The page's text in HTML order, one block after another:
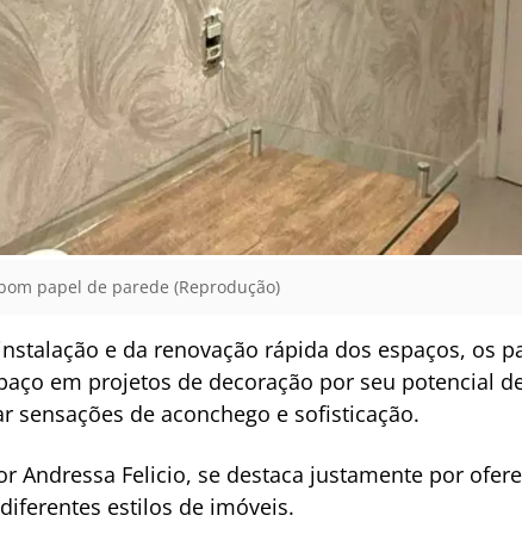
papel de parede (Reprodução)
e da renovação rápida dos espaços, os
em projetos de decoração por seu potencial
de aconchego e sofisticação.
Andressa Felicio, se destaca justamente por
estilos de imóveis.